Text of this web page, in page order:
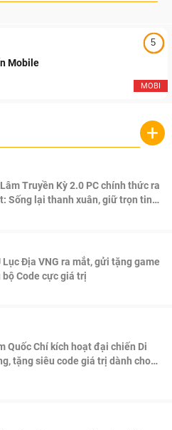
5
MOBI
Mobile
+
Truyền Kỳ 2.0 PC chính thức ra
Sống lại thanh xuân, giữ trọn tinh
Lục Địa VNG ra mắt, gửi tặng game
bộ Code cực giá trị
Quốc Chí kích hoạt đại chiến Di
tặng siêu code giá trị dành cho